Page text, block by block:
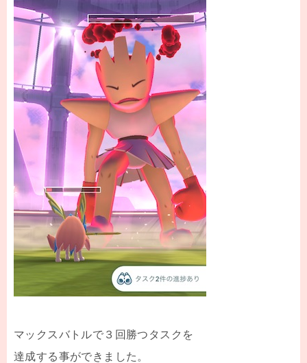
マックスバトルで３回勝つタスクを
達成する事ができました。